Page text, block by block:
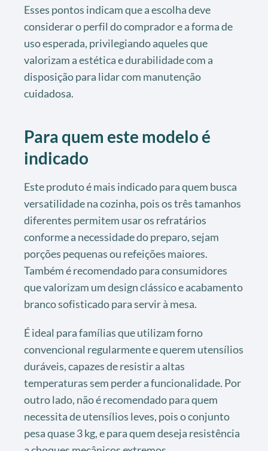
Esses pontos indicam que a escolha deve
considerar o perfil do comprador e a forma de
uso esperada, privilegiando aqueles que
valorizam a estética e durabilidade com a
disposição para lidar com manutenção
cuidadosa.
Para quem este modelo é
indicado
Este produto é mais indicado para quem busca
versatilidade na cozinha, pois os três tamanhos
diferentes permitem usar os refratários
conforme a necessidade do preparo, sejam
porções pequenas ou refeições maiores.
Também é recomendado para consumidores
que valorizam um design clássico e acabamento
branco sofisticado para servir à mesa.
É ideal para famílias que utilizam forno
convencional regularmente e querem utensílios
duráveis, capazes de resistir a altas
temperaturas sem perder a funcionalidade. Por
outro lado, não é recomendado para quem
necessita de utensílios leves, pois o conjunto
pesa quase 3 kg, e para quem deseja resistência